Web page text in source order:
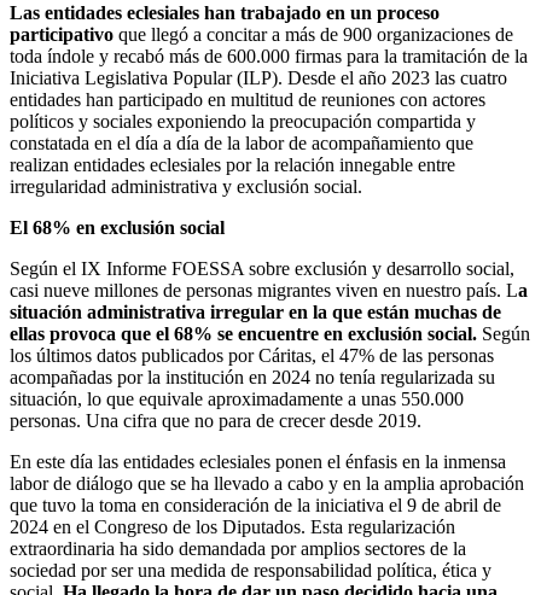
Las entidades eclesiales han trabajado en un proceso
participativo que llegó a concitar a más de 900 organizaciones de
toda índole y recabó más de 600.000 firmas para la tramitación de la
Iniciativa Legislativa Popular (ILP). Desde el año 2023 las cuatro
entidades han participado en multitud de reuniones con actores
políticos y sociales exponiendo la preocupación compartida y
constatada en el día a día de la labor de acompañamiento que
realizan entidades eclesiales por la relación innegable entre
irregularidad administrativa y exclusión social.
El 68% en exclusión social
Según el IX Informe FOESSA sobre exclusión y desarrollo social,
casi nueve millones de personas migrantes viven en nuestro país. La
situación administrativa irregular en la que están muchas de
ellas provoca que el 68% se encuentre en exclusión social. Según
los últimos datos publicados por Cáritas, el 47% de las personas
acompañadas por la institución en 2024 no tenía regularizada su
situación, lo que equivale aproximadamente a unas 550.000
personas. Una cifra que no para de crecer desde 2019.
En este día las entidades eclesiales ponen el énfasis en la inmensa
labor de diálogo que se ha llevado a cabo y en la amplia aprobación
que tuvo la toma en consideración de la iniciativa el 9 de abril de
2024 en el Congreso de los Diputados. Esta regularización
extraordinaria ha sido demandada por amplios sectores de la
sociedad por ser una medida de responsabilidad política, ética y